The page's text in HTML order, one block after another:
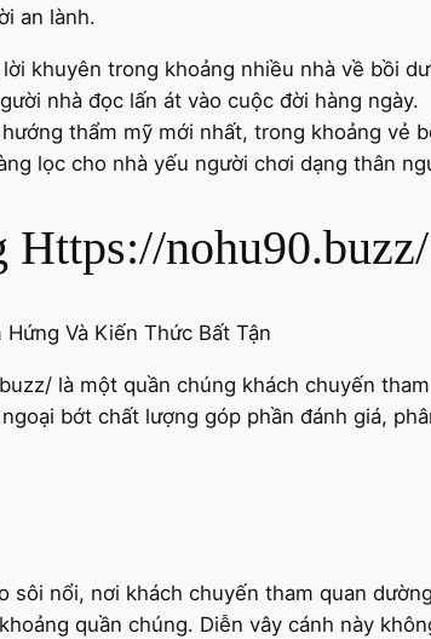
an lành.
khuyên trong khoảng nhiều nhà về bồi
nhà đọc lấn át vào cuộc đời hàng ngày.
thẩm mỹ mới nhất, trong khoảng vẻ
lọc cho nhà yếu người chơi dạng thân
nohu90.buzz/
là một quần chúng khách chuyến
bớt chất lượng góp phần đánh giá,
sôi nổi, nơi khách chuyến tham quan
quần chúng. Diễn vây cánh này